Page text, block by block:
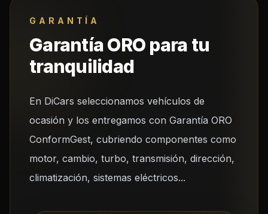
GARANTÍA
Garantía ORO para tu
tranquilidad
En DiCars seleccionamos vehículos de
ocasión y los entregamos con Garantía ORO
ConformGest, cubriendo componentes como
motor, cambio, turbo, transmisión, dirección,
climatización, sistemas eléctricos...